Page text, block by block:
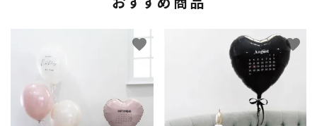
favorite favorite